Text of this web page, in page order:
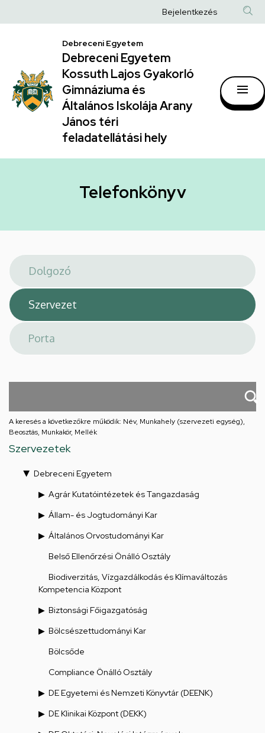
|
Debreceni
Egyetem
Kossuth
Lajos
Gyakorló
Általános
Arany
János
téri
feladatellátási
hely
a
Anonim
fiók
menüje
Bejelentkezés
Debreceni Egyetem
Debreceni Egyetem
Kossuth Lajos Gyakorló
Gimnáziuma és
Általános Iskolája Arany
János téri
feladatellátási hely
Telefonkönyv
A keresés a következőkre működik: Név, Munkahely (szervezeti egység),
Beosztás, Munkakör, Mellék
Szervezetek
Debreceni Egyetem
Agrár Kutatóintézetek és Tangazdaság
Állam- és Jogtudományi Kar
Általános Orvostudományi Kar
Belső Ellenőrzési Önálló Osztály
Biodiverzitás, Vízgazdálkodás és Klímaváltozás
Kompetencia Központ
Biztonsági Főigazgatóság
Bölcsészettudományi Kar
Bölcsőde
Compliance Önálló Osztály
DE Egyetemi és Nemzeti Könyvtár (DEENK)
DE Klinikai Központ (DEKK)